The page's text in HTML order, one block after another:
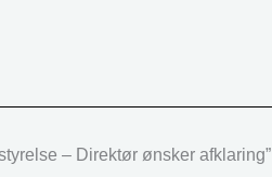
– Direktør ønsker afklaring”